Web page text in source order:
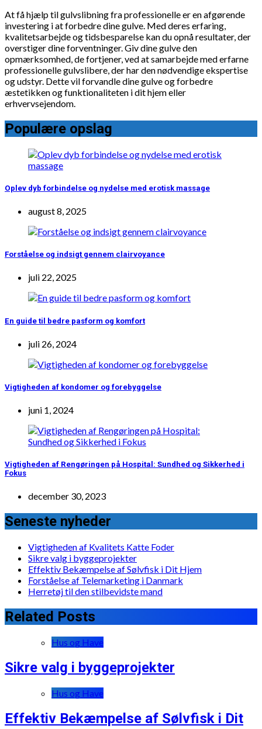
At få hjælp til gulvslibning fra professionelle er en afgørende
investering i at forbedre dine gulve. Med deres erfaring,
kvalitetsarbejde og tidsbesparelse kan du opnå resultater, der
overstiger dine forventninger. Giv dine gulve den
opmærksomhed, de fortjener, ved at samarbejde med erfarne
professionelle gulvslibere, der har den nødvendige ekspertise
og udstyr. Dette vil forvandle dine gulve og forbedre
æstetikken og funktionaliteten i dit hjem eller
erhvervsejendom.
Populære opslag
Oplev dyb forbindelse og nydelse med erotisk massage
august 8, 2025
Forståelse og indsigt gennem clairvoyance
juli 22, 2025
En guide til bedre pasform og komfort
juli 26, 2024
Vigtigheden af kondomer og forebyggelse
juni 1, 2024
Vigtigheden af Rengøringen på Hospital: Sundhed og Sikkerhed i
Fokus
december 30, 2023
Seneste nyheder
Vigtigheden af Kvalitets Katte Foder
Sikre valg i byggeprojekter
Effektiv Bekæmpelse af Sølvfisk i Dit Hjem
Forståelse af Telemarketing i Danmark
Herretøj til den stilbevidste mand
Related Posts
Hus og Have
Sikre valg i byggeprojekter
Hus og Have
Effektiv Bekæmpelse af Sølvfisk i Dit